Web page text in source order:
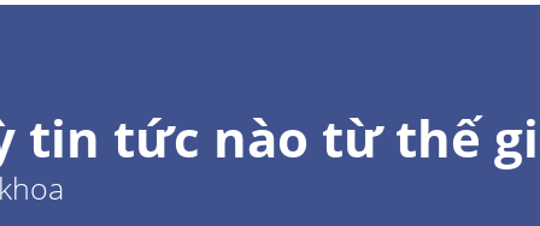
tin tức nào từ thế